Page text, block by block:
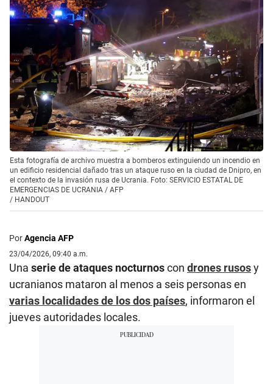
Esta fotografía de archivo muestra a bomberos extinguiendo un incendio en
un edificio residencial dañado tras un ataque ruso en la ciudad de Dnipro, en
el contexto de la invasión rusa de Ucrania. Foto: SERVICIO ESTATAL DE
EMERGENCIAS DE UCRANIA / AFP
/ HANDOUT
PorAgencia AFP
23/04/2026, 09:40 a.m.
Una serie de ataques nocturnoscon drones rusosy
ucranianos mataron al menos a seis personas en
varias localidades de los dos países, informaron el
jueves autoridades locales.